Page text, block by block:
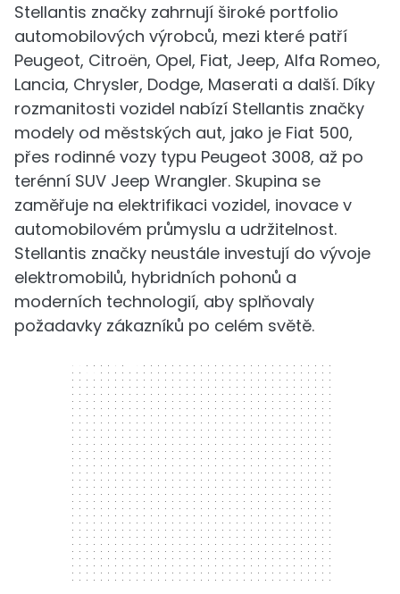
Stellantis značky zahrnují široké portfolio
automobilových výrobců, mezi které patří
Peugeot, Citroën, Opel, Fiat, Jeep, Alfa Romeo,
Lancia, Chrysler, Dodge, Maserati a další. Díky
rozmanitosti vozidel nabízí Stellantis značky
modely od městských aut, jako je Fiat 500,
přes rodinné vozy typu Peugeot 3008, až po
terénní SUV Jeep Wrangler. Skupina se
zaměřuje na elektrifikaci vozidel, inovace v
automobilovém průmyslu a udržitelnost.
Stellantis značky neustále investují do vývoje
elektromobilů, hybridních pohonů a
moderních technologií, aby splňovaly
požadavky zákazníků po celém světě.
300 x 250